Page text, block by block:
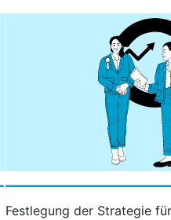
Festlegung der Strategie